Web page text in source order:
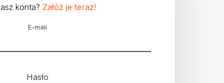
konta? Załóż je teraz!
E-mail
Hasło